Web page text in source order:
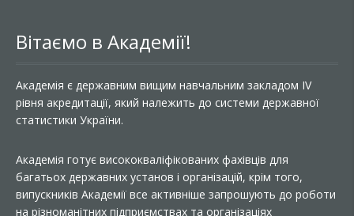
Вітаємо в Академії!
Академія є державним вищим навчальним закладом IV
рівня акредитації, який належить до системи державної
статистики України.
Академія готує висококваліфікованих фахівців для
багатьох державних установ і організацій, крім того,
випускників Академії все активніше запрошують до роботи
на різноманітних підприємствах та організаціях